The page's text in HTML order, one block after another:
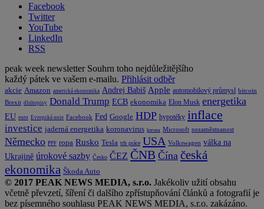
Facebook
Twitter
YouTube
LinkedIn
RSS
peak week newsletter Souhrn toho nejdůležitějšího
každý pátek ve vašem e-mailu. Přihlásit odběr
akcie Amazon americká ekonomika Andrej Babiš Apple automobilový průmysl bitcoin
Brexit dluhopisy Donald Trump ECB ekonomika Elon Musk energetika
EU euro Evropská unie Facebook Fed Google HDP hypotéky inflace
investice jaderná energetika koronavirus koruna Microsoft nezaměstnanost
Německo PPF ropa Rusko Tesla trh práce USA Volkswagen válka na
Ukrajině úrokové sazby Česko ČEZ ČNB Čína česká
ekonomika Škoda Auto
© 2017 PEAK NEWS MEDIA, s.r.o. Jakékoliv užití obsahu
včetně převzetí, šíření či dalšího zpřístupňování článků a fotografií je
bez písemného souhlasu PEAK NEWS MEDIA, s.r.o. zakázáno.